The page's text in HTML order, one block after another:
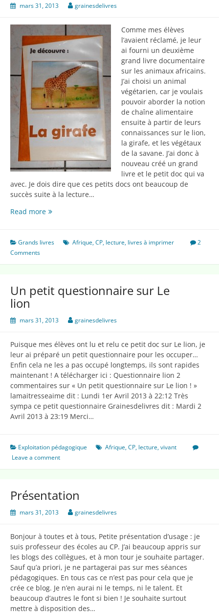
mars 31, 2013 grainesdelivres
Comme mes élèves
l’avaient réclamé, je leur
ai fourni un deuxième
grand livre documentaire
sur les animaux africains.
J’ai choisi un animal
végétarien, car je voulais
pouvoir aborder la notion
de chaîne alimentaire
ensuite à partir de leurs
connaissances sur le lion,
la girafe, et les végétaux
de la savane. J’ai donc à
nouveau créé un grand
livre et le petit doc qui va
avec. Je dois dire que ces petits docs ont beaucoup de
succès suite à la lecture…
Read moreLa
Grands livres Afrique,CP, lecture, livres à imprimer
2
Comments
Un petit questionnaire sur Le
lion
mars 31, 2013 grainesdelivres
Puisque mes élèves ont lu et relu ce petit doc sur Le lion, je
leur ai préparé un petit questionnaire pour les occuper…
Enfin cela ne les a pas occupé longtemps, ils sont rapides
maintenant ! A télécharger ici : Questionnaire lion 2
commentaires sur « Un petit questionnaire sur Le lion ! »
lamaitresseaime dit : Lundi 1er Avril 2013 à 22:12 Très
sympa ce petit questionnaire Grainesdelivres dit : Mardi 2
Avril 2013 à 23:19 Merci…
Exploitation pédagogique Afrique,CP, lecture,vivant
Leave a comment
Présentation
mars 31, 2013 grainesdelivres
Bonjour à toutes et à tous, Petite présentation d’usage : je
suis professeur des écoles au CP. J’ai beaucoup appris sur
les blogs des collègues, et à mon tour je souhaite partager.
Sauf qu’a priori, je ne partagerai pas sur mes séances
pédagogiques. En tous cas ce n’est pas pour cela que je
crée ce blog. Je n’en aurai ni le temps, ni le talent. Et
beaucoup d’autres le font si bien ! Je souhaite surtout
mettre à disposition des…